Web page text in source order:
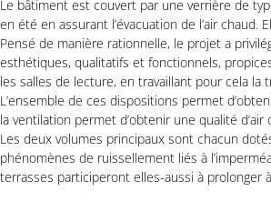
Le bâtiment est couvert par une verrière de
en été en assurant l’évacuation de l’air
Pensé de manière rationnelle, le projet a
esthétiques, qualitatifs et fonctionnels,
les salles de lecture, en travaillant pour cela
L’ensemble de ces dispositions permet
la ventilation permet d’obtenir une qualité d’air
Les deux volumes principaux sont chacun
phénomènes de ruissellement liés à
terrasses participeront elles-aussi à prolonger